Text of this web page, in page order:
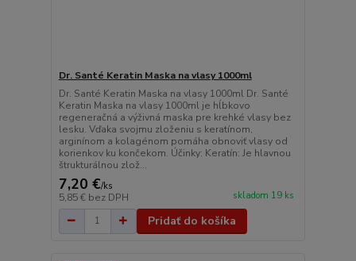
Dr. Santé Keratin Maska na vlasy 1000ml
Dr. Santé Keratin Maska na vlasy 1000ml Dr. Santé
Keratin Maska na vlasy 1000ml je hĺbkovo
regeneračná a výživná maska pre krehké vlasy bez
lesku. Vďaka svojmu zloženiu s keratínom,
arginínom a kolagénom pomáha obnoviť vlasy od
korienkov ku končekom. Účinky: Keratín: Je hlavnou
štrukturálnou zlož...
7,20 €/ks
5,85 € bez DPH skladom 19 ks
Pridať do košíka